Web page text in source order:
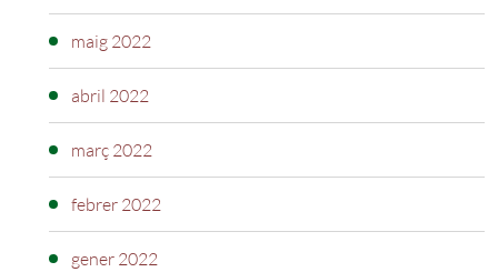
maig 2022
abril 2022
març 2022
febrer 2022
gener 2022